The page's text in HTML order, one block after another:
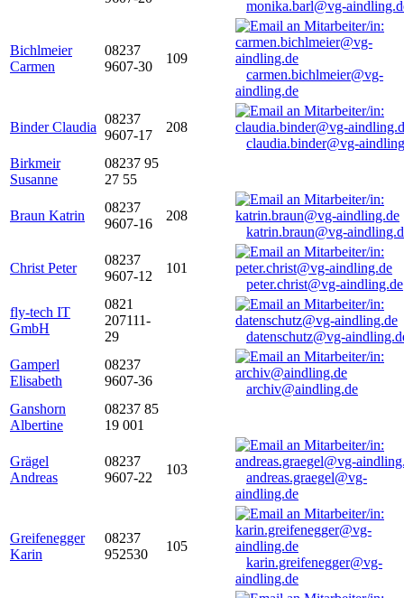
monika.barl@vg-
Bichlmeier
Carmen
08237
9607-30
109
carmen.bichlmeier@vg-
aindling.de
Binder Claudia
08237
9607-17
208
claudia.binder@vg-
Birkmeir
Susanne
08237 95
27 55
Braun Katrin
08237
9607-16
208
katrin.braun@vg-
Christ Peter
08237
9607-12
101
peter.christ@vg-aindling.de
fly-tech IT
GmbH
0821
207111-
29
datenschutz@vg-
Gamperl
Elisabeth
08237
9607-36
archiv@aindling.de
Ganshorn
Albertine
08237 85
19 001
Grägel
Andreas
08237
9607-22
103
andreas.graegel@vg-
aindling.de
Greifenegger
Karin
08237
952530
105
karin.greifenegger@vg-
aindling.de